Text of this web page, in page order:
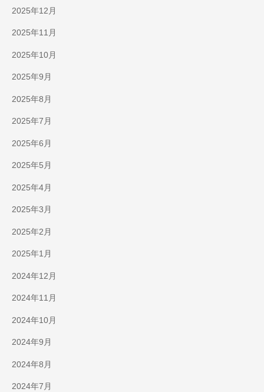
2025年12月
2025年11月
2025年10月
2025年9月
2025年8月
2025年7月
2025年6月
2025年5月
2025年4月
2025年3月
2025年2月
2025年1月
2024年12月
2024年11月
2024年10月
2024年9月
2024年8月
2024年7月